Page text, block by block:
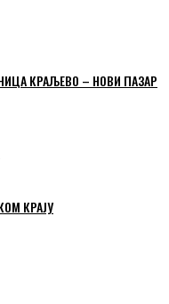
КРАЉЕВО – НОВИ ПАЗАР
КРАЈУ